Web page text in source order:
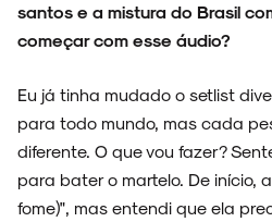
santos e a mistura do Brasil
começar com esse áudio?
Eu já tinha mudado o setlist
para todo mundo, mas cada
diferente. O que vou fazer?
para bater o martelo. De início,
fome)", mas entendi que ela